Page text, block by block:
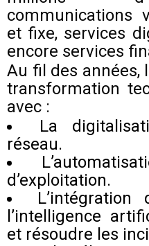
communications
et fixe, services
encore services
Au fil des années,
transformation
avec :
La
réseau.
d’exploitation.
l’intelligence
et résoudre les